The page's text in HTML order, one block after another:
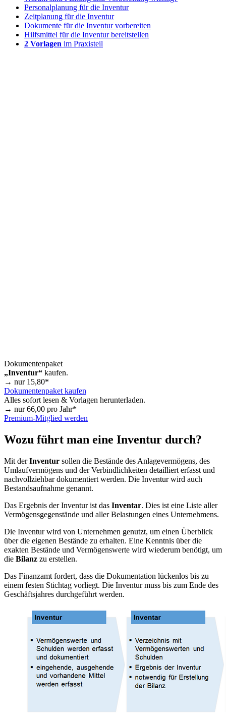
Personalplanung für die Inventur
Zeitplanung für die Inventur
Dokumente für die Inventur vorbereiten
Hilfsmittel für die Inventur bereitstellen
2 Vorlagen im Praxisteil
Dokumentenpaket
„Inventur“ kaufen.
→ nur 15,80*
Dokumentenpaket kaufen
Alles sofort lesen & Vorlagen herunterladen.
→ nur66,00 pro Jahr*
Premium-Mitglied werden
Wozu führt man eine Inventur durch?
Mit derInventur sollen die Bestände des Anlagevermögens, des
Umlaufvermögens und der Verbindlichkeiten detailliert erfasst und
nachvollziehbar dokumentiert werden. Die Inventur wird auch
Bestandsaufnahme genannt.
Das Ergebnis der Inventur ist das Inventar. Dies ist eine Liste aller
Vermögensgegenstände und aller Belastungen eines Unternehmens.
Die Inventur wird von Unternehmen genutzt, um einen Überblick
über die eigenen Bestände zu erhalten. Eine Kenntnis über die
exakten Bestände und Vermögenswerte wird wiederum benötigt, um
die Bilanz zu erstellen.
Das Finanzamt fordert, dass die Dokumentation lückenlos bis zu
einem festen Stichtag vorliegt. Die Inventur muss bis zum Ende des
Geschäftsjahres durchgeführt werden.